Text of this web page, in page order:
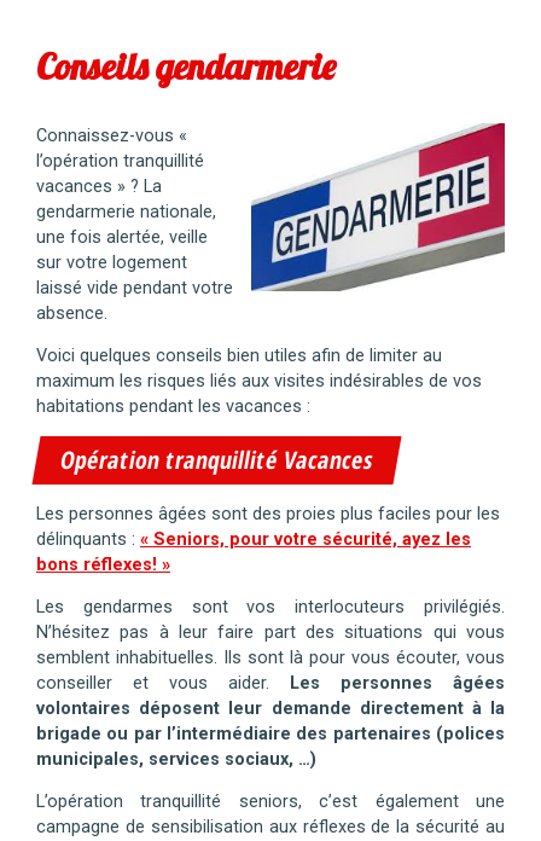
Conseils gendarmerie
Connaissez-vous «
l’opération tranquillité
vacances » ? La
gendarmerie nationale,
une fois alertée, veille
sur votre logement
laissé vide pendant votre
absence.
Voici quelques conseils bien utiles afin de limiter au
maximum les risques liés aux visites indésirables de vos
habitations pendant les vacances :
Opération tranquillité Vacances
Les personnes âgées sont des proies plus faciles pour les
délinquants : « Seniors, pour votre sécurité, ayez les
bons réflexes! »
Les gendarmes sont vos interlocuteurs privilégiés.
N’hésitez pas à leur faire part des situations qui vous
semblent inhabituelles. Ils sont là pour vous écouter, vous
conseiller et vous aider. Les personnes âgées
volontaires déposent leur demande directement à la
brigade ou par l’intermédiaire des partenaires (polices
municipales, services sociaux, …)
L’opération tranquillité seniors, c’est également une
campagne de sensibilisation aux réflexes de la sécurité au